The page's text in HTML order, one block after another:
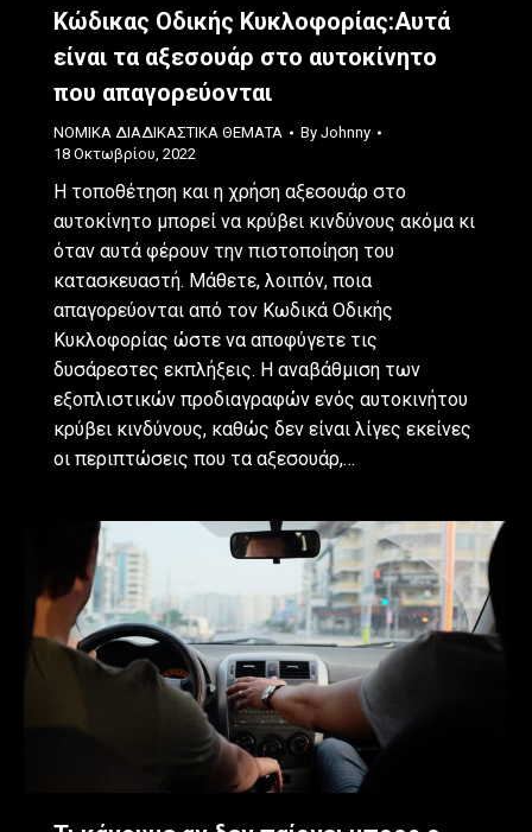
Κώδικας Οδικής Κυκλοφορίας:Αυτά
είναι τα αξεσουάρ στο αυτοκίνητο
που απαγορεύονται
ΝΟΜΙΚΑ ΔΙΑΔΙΚΑΣΤΙΚΑ ΘΕΜΑΤΑ By Johnny
18 Οκτωβρίου, 2022
Η τοποθέτηση και η χρήση αξεσουάρ στο
αυτοκίνητο μπορεί να κρύβει κινδύνους ακόμα κι
όταν αυτά φέρουν την πιστοποίηση του
κατασκευαστή. Μάθετε, λοιπόν, ποια
απαγορεύονται από τον Κωδικά Οδικής
Κυκλοφορίας ώστε να αποφύγετε τις
δυσάρεστες εκπλήξεις. Η αναβάθμιση των
εξοπλιστικών προδιαγραφών ενός αυτοκινήτου
κρύβει κινδύνους, καθώς δεν είναι λίγες εκείνες
οι περιπτώσεις που τα αξεσουάρ,…